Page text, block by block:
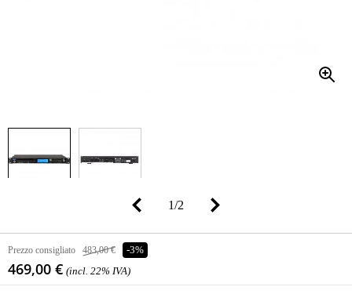
1/2
Prezzo consigliato 483,00 € -3%
469,00 € (incl. 22% IVA)